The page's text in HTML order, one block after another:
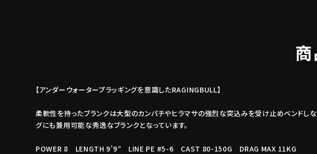
【アンダーウォータープラッギングを意識したRAGINGBULL】
柔軟性を持ったブランクは大型のカンパチやヒラマサの強烈な突込みを受け止めベンドし
グにも兼用可能な秀逸なブランクとなっています。
POWER 8 LENGTH 9’9″ LINE PE #5-6 CAST 80-150G DRAG MAX 11KG